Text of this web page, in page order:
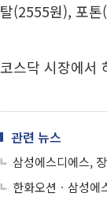
탈(2555원), 포
코스닥 시장에서
관련 뉴스
삼성에스디에스,
한화오션ㆍ삼성에